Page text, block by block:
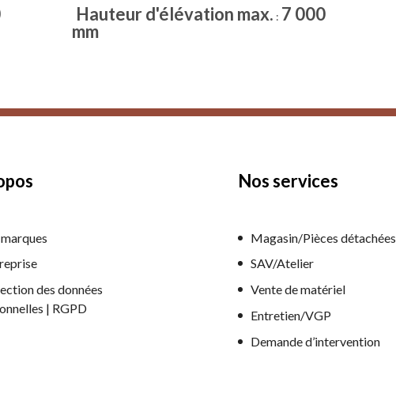
Hauteur d'élévation max. : 7 000
mm
des données
| RGPD
Nos services
Magasin/Pièces détachées
SAV/Atelier
Vente de matériel
Entretien/VGP
Demande d’intervention